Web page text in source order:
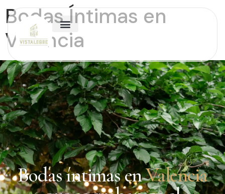
Bodas Íntimas en
Valencia
Bodas íntimas enValencia